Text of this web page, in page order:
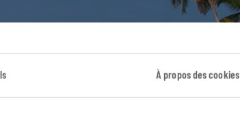
À propos des cookies